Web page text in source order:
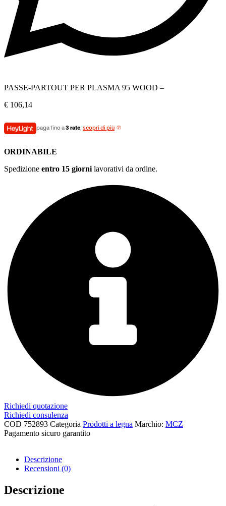
PASSE-PARTOUT PER PLASMA 95 WOOD –
€ 106,14
paga fino a3 rate, scopri di più
ORDINABILE
Spedizione entro 15 giorni lavorativi da ordine.
Richiedi quotazione
Richiedi consulenza
COD 752893 Categoria Prodotti a legna Marchio: MCZ
Pagamento sicuro garantito​
Descrizione
Recensioni (0)
Descrizione